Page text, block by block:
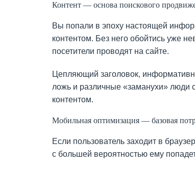
Контент — основа поискового
Вы попали в эпоху настоящей
контентом. Без него обойтись уже
посетители проводят на сайте.
Цепляющий заголовок,
ложь и различные «заманухи» люди
контентом.
Мобильная оптимизация — базовая
Если пользователь заходит в
с большей вероятностью ему